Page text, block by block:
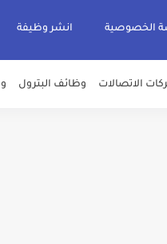
الخصوصية انشر وظيفة
الاتصالات وظائف البترول